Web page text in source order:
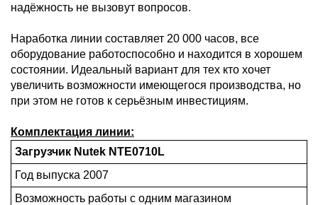
надёжность не вызовут вопросов.
Наработка линии составляет 20 000 часов, все
оборудование работоспособно и находится в хорошем
состоянии. Идеальный вариант для тех кто хочет
увеличить возможности имеющегося производства, но
при этом не готов к серьёзным инвестициям.
Комплектация линии:
Загрузчик Nutek NTE0710L
Год выпуска 2007
Возможность работы с одним магазином